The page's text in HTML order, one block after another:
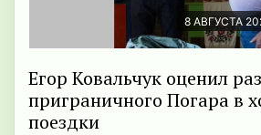
8 АВГУСТА
Егор Ковальчук оценил
приграничного Погара в
поездки